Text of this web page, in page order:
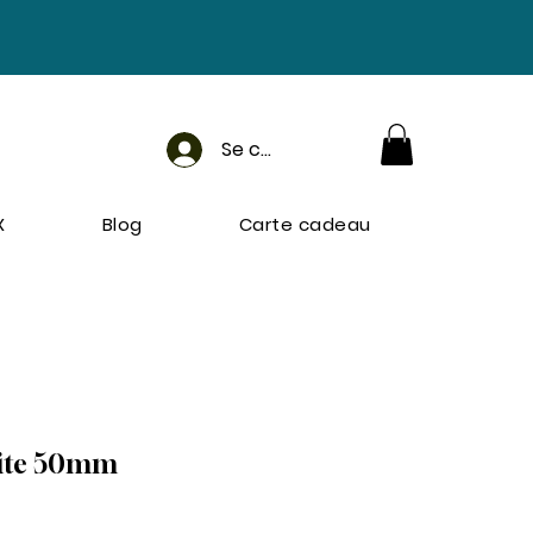
Se connecter
Blog Carte cadeau
50mm